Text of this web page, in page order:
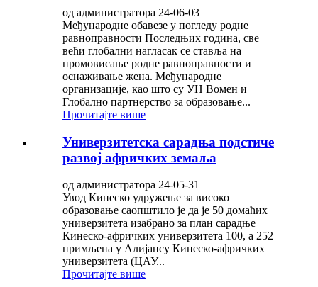
од администратора 24-06-03
Међународне обавезе у погледу родне
равноправности Последњих година, све
већи глобални нагласак се ставља на
промовисање родне равноправности и
оснаживање жена. Међународне
организације, као што су УН Вомен и
Глобално партнерство за образовање...
Прочитајте више
Универзитетска сарадња подстиче
развој афричких земаља
од администратора 24-05-31
Увод Кинеско удружење за високо
образовање саопштило је да је 50 домаћих
универзитета изабрано за план сарадње
Кинеско-афричких универзитета 100, а 252
примљена у Алијансу Кинеско-афричких
универзитета (ЦАУ...
Прочитајте више